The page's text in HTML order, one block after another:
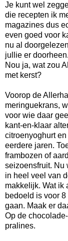
Je kunt wel
die recepten ik
magazines dus
even goed voor
nu al
jullie er
Nou ja, wat zou
met kerst?
Voorop de
meringuekrans,
voor wie daar
kant-en-klaar
citroenyoghurt
eerdere jaren.
frambozen of
seizoensfruit. Nu
in heel veel van
makkelijk. Wat ik
bedoeld is voor
gaan. Maak er
Op de
pralines.